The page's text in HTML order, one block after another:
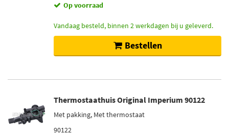
Op voorraad
Vandaag besteld, binnen 2 werkdagen bij u geleverd.
Bestellen
Thermostaathuis Original Imperium 90122
Met pakking, Met thermostaat
90122